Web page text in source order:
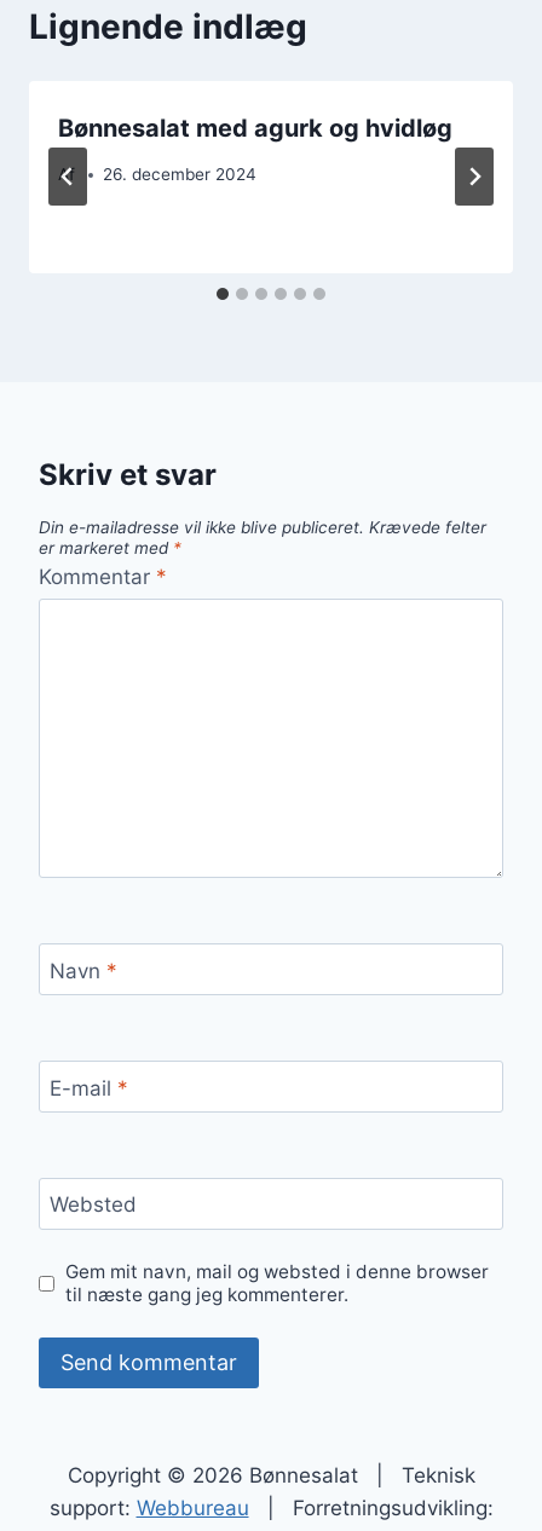
Lignende indlæg
Bønnesalat med agurk og hvidløg
Af 26. december 2024
Skriv et svar
Din e-mailadresse vil ikke blive publiceret. Krævede felter
er markeret med *
Kommentar *
Navn *
E-mail *
Websted
Gem mit navn, mail og websted i denne browser
til næste gang jeg kommenterer.
Copyright © 2026 Bønnesalat | Teknisk
support: Webbureau | Forretningsudvikling: